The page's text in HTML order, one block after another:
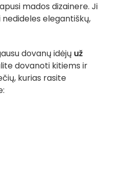
mados dizainere. Ji
elegantiškų,
dovanų idėjų už
dovanoti kitiems ir
kurias rasite